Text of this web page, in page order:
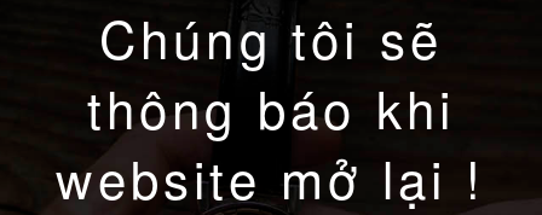
Chúng tôi sẽ
thông báo khi
website mở lại !